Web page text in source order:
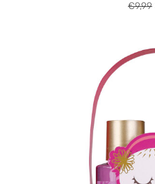
€9,99